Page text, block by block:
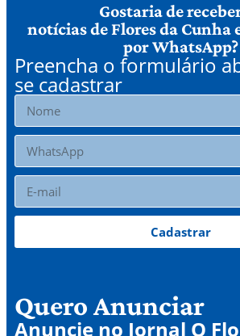
Gostaria de
notícias de Flores da Cunha
por WhatsApp?
Preencha o formulário
se cadastrar
Cadastrar
Quero Anunciar
Anuncie no Jornal O